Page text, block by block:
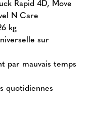
Rapid 4D, Move
N Care
kg
sur
par mauvais temps
quotidiennes